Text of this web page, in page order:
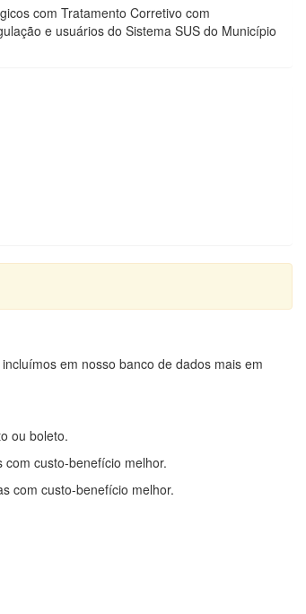
com Tratamento Corretivo com
e usuários do Sistema SUS do Município
em nosso banco de dados mais em
ou boleto.
custo-benefício melhor.
com custo-benefício melhor.